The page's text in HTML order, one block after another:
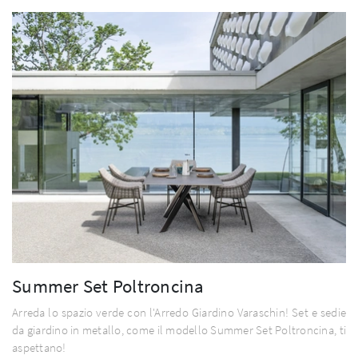
Summer Set Poltroncina
Arreda lo spazio verde con l'Arredo Giardino Varaschin! Set e sedie
da giardino in metallo, come il modello Summer Set Poltroncina, ti
aspettano!